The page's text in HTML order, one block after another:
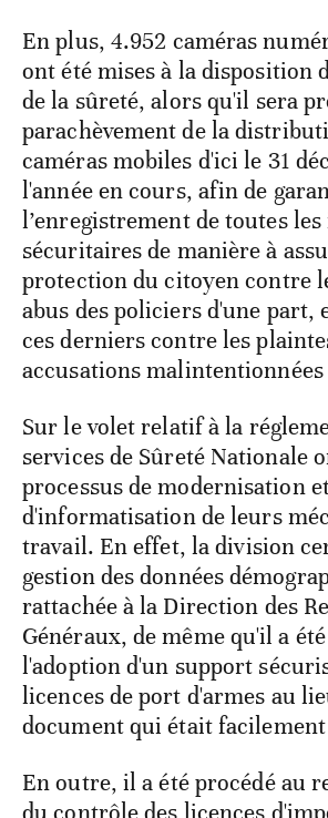
En plus, 4.952 caméras
ont été mises à la disposition
de la sûreté, alors qu'il sera
parachèvement de la
caméras mobiles d'ici le 31
l'année en cours, afin de
l’enregistrement de toutes
sécuritaires de manière à
protection du citoyen contre
abus des policiers d'une part,
ces derniers contre les
accusations
Sur le volet relatif à la
services de Sûreté Nationale
processus de modernisation
d'informatisation de leurs
travail. En effet, la division
gestion des données
rattachée à la Direction des
Généraux, de même qu'il a
l'adoption d'un support
licences de port d'armes au
document qui était
En outre, il a été procédé au